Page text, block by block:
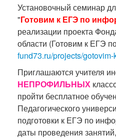
Установочный семинар
"Готовим к ЕГЭ по
реализации проекта
области (Готовим к ЕГЭ
fund73.ru/projects/
Приглашаются учителя
НЕПРОФИЛЬНЫХ
пройти бесплатное
Педагогического
подготовки к ЕГЭ по
даты проведения